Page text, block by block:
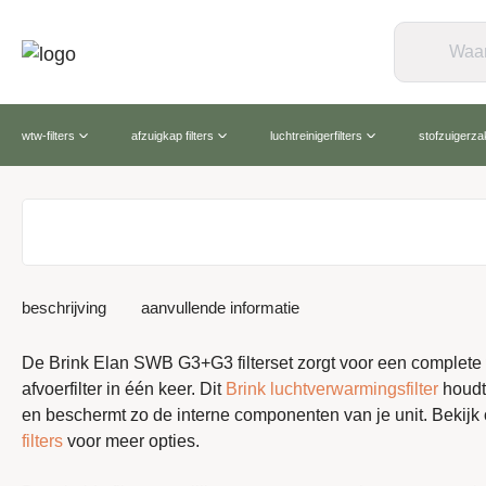
wtw-filters afzuigkap filters luchtreinigerfilters
beschrijving aanvullende informatie
De Brink Elan SWB G3+G3 filterset zorgt voor een
afvoerfilter in één keer. DitBrink luchtverwarmingsfilter
en beschermt zo de interne componenten van je unit.
filters voor meer opties.